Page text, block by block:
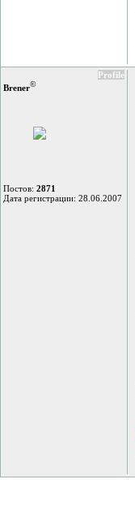
Profile
Brener©
Постов: 2871
Дата регистрации: 28.06.2007